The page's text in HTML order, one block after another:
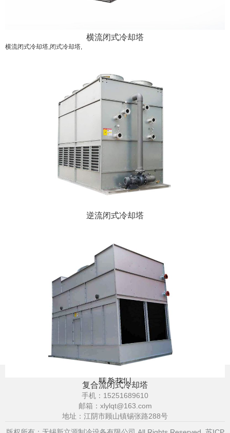
横流闭式冷却塔
横流闭式冷却塔,闭式冷却塔,
逆流闭式冷却塔
复合流闭式冷却塔
联系我们
手机： 15251689610
邮箱： xlylqt@163.com
地址：江阴市顾山镇锡张路288号